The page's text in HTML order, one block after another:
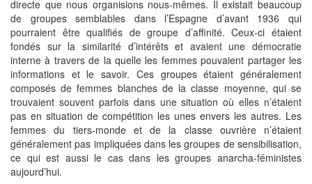
directe que nous organisions nous-mêmes. Il existait beaucoup
de groupes semblables dans l’Espagne d’avant 1936 qui
pourraient être qualifiés de groupe d’affinité. Ceux-ci étaient
fondés sur la similarité d’intérêts et avaient une démocratie
interne à travers de la quelle les femmes pouvaient partager les
informations et le savoir. Ces groupes étaient généralement
composés de femmes blanches de la classe moyenne, qui se
trouvaient souvent parfois dans une situation où elles n’étaient
pas en situation de compétition les unes envers les autres. Les
femmes du tiers-monde et de la classe ouvrière n’étaient
généralement pas impliquées dans les groupes de sensibilisation,
ce qui est aussi le cas dans les groupes anarcha-féministes
aujourd’hui.